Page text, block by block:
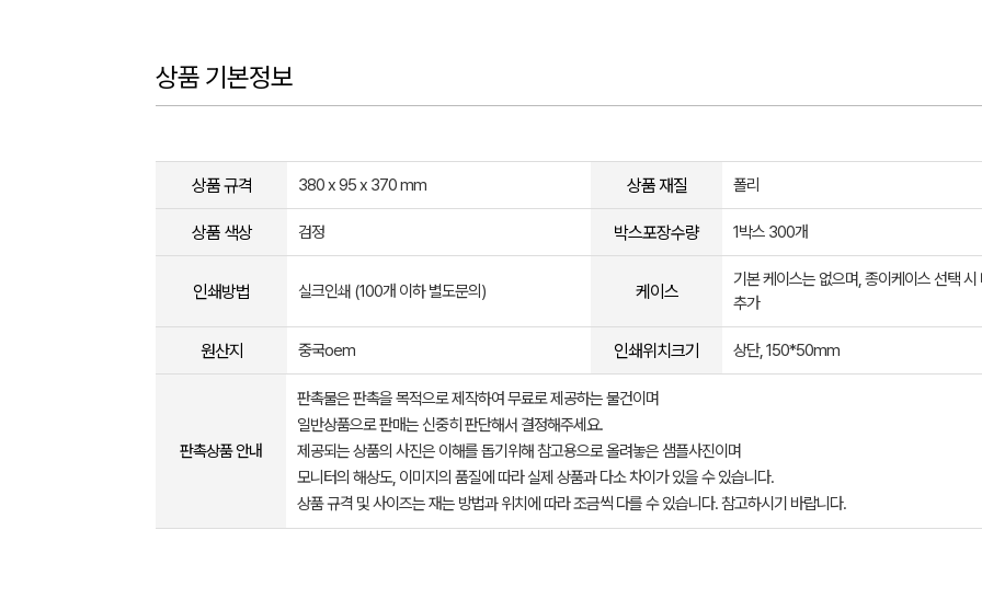
상품 기본정보
상품 규격 380 x 95 x 370 mm 상품 재질 폴리
상품 색상 검정 박스포장수량 1박스 300개
인쇄방법 실크인쇄 (100개 이하 별도문의) 케이스
기본 케이스는 없으며, 종이케이스 선택 시
추가
원산지 중국oem 인쇄위치크기 상단, 150*50mm
판촉상품 안내
판촉물은 판촉을 목적으로 제작하여 무료로 제공하는 물건이며
일반상품으로 판매는 신중히 판단해서 결정해주세요.
제공되는 상품의 사진은 이해를 돕기위해 참고용으로 올려놓은 샘플사진이며
모니터의 해상도, 이미지의 품질에 따라 실제 상품과 다소 차이가 있을 수 있습니다.
상품 규격 및 사이즈는 재는 방법과 위치에 따라 조금씩 다를 수 있습니다. 참고하시기 바랍니다.